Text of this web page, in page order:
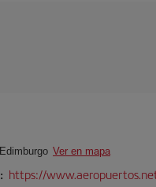
Edimburgo Ver en mapa
https://